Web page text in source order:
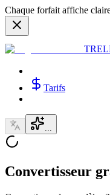
Chaque forfait affiche
Tarifs
...
Convertisseur